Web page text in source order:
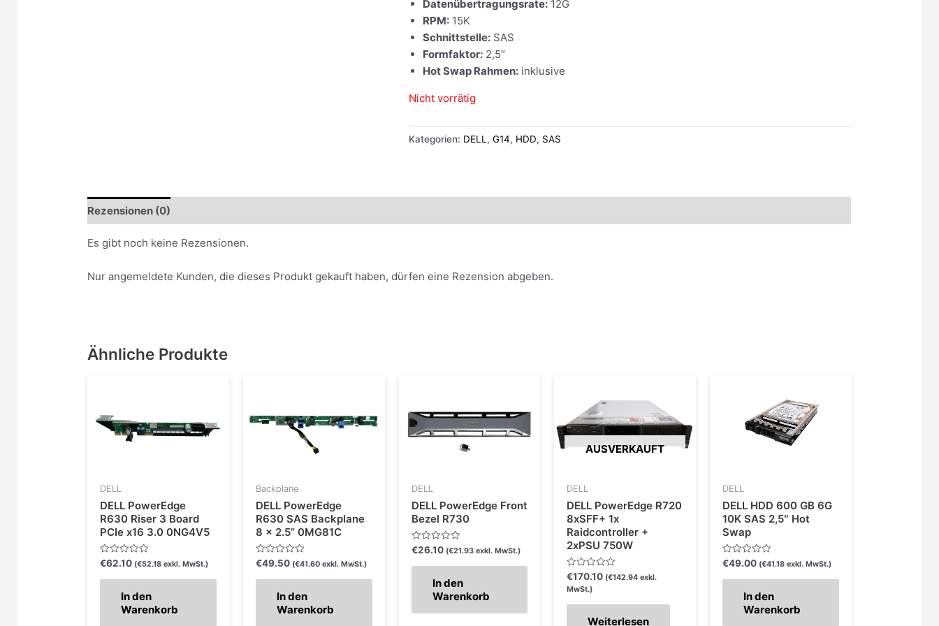
Datenübertragungsrate:12G
RPM:15K
Schnittstelle:SAS
Formfaktor:2,5″
Hot Swap Rahmen:inklusive
Nicht vorrätig
Kategorien: DELL, G14, HDD, SAS
Rezensionen (0)
Es gibt noch keine Rezensionen.
Nur angemeldete Kunden, die dieses Produkt gekauft haben, dürfen eine Rezension abgeben.
Ähnliche Produkte
DELL
DELL PowerEdge
R630 Riser 3 Board
PCIe x16 3.0 0NG4V5
Bewertet
0
€62.10 (€52.18 exkl. MwSt.)
In den
Warenkorb
Backplane
DELL PowerEdge
R630 SAS Backplane
8 x 2.5” 0MG81C
Bewertet
0
€49.50 (€41.60exkl. MwSt.)
In den
Warenkorb
DELL
DELL PowerEdge Front
Bezel R730
Bewertet
0
€26.10 (€21.93exkl. MwSt.)
In den
Warenkorb
AUSVERKAUFT
DELL
DELL PowerEdge R720
8xSFF+ 1x
Raidcontroller +
2xPSU 750W
Bewertet
0
€170.10 (€142.94 exkl.
MwSt.)
Weiterlesen
DELL
DELL HDD 600 GB 6G
10K SAS 2,5″ Hot
Swap
Bewertet
0
€49.00 (€41.18 exkl. MwSt.)
In den
Warenkorb